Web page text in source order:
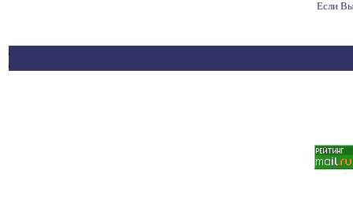
Если